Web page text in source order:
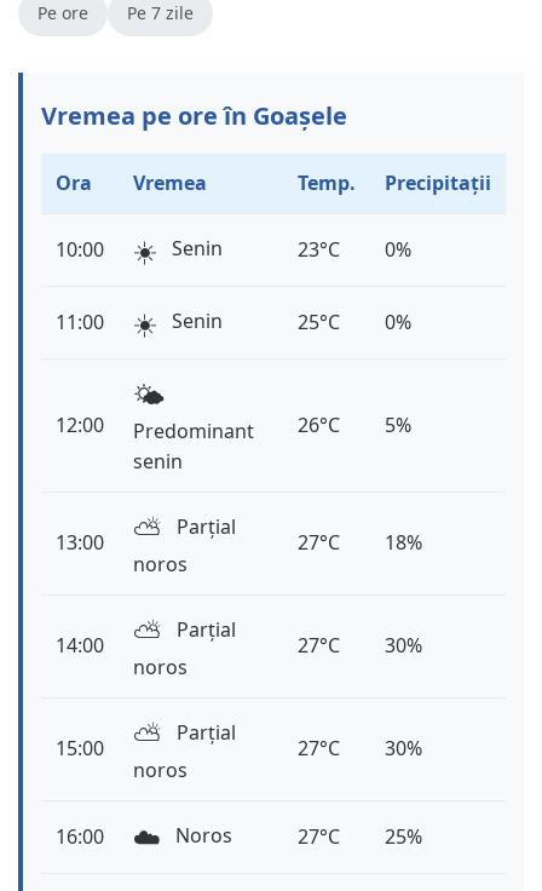
Pe ore Pe 7 zile
Vremea pe ore în Goașele
Ora Vremea Temp. Precipitații
10:00 ☀️ Senin 23°C 0%
11:00 ☀️ Senin 25°C 0%
12:00
🌤️
Predominant
senin
26°C 5%
13:00 ⛅️
Parțial
noros
27°C 18%
14:00 ⛅️
Parțial
noros
27°C 30%
15:00 ⛅️
Parțial
noros
27°C 30%
16:00 ☁️ Noros 27°C 25%